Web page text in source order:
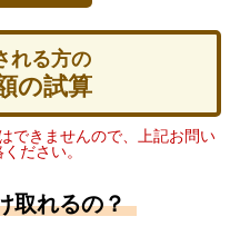
れる方の
の試算
できませんので、上記お問い
ださい。
取れるの？